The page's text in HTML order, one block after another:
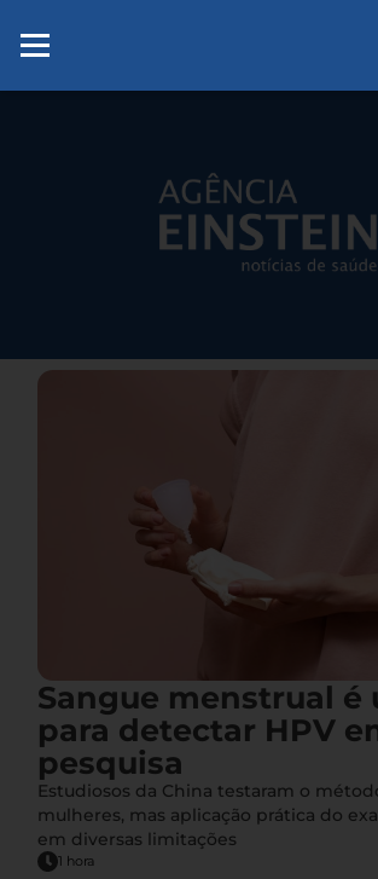
Sangue menstrual é
para detectar HPV
pesquisa
Estudiosos da China testaram o
mulheres, mas aplicação prática do
em diversas limitações
1 hora